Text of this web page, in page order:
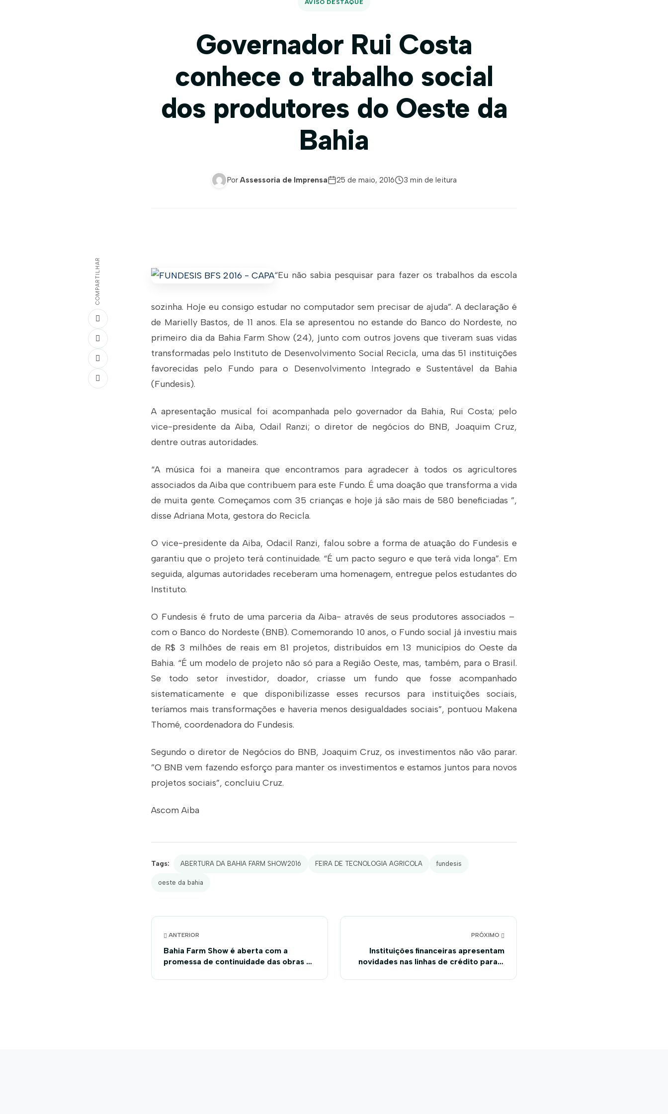
AVISO DESTAQUE
Governador Rui Costa
conhece o trabalho social
dos produtores do Oeste da
Bahia
Por Assessoria de Imprensa 25 de maio, 2016 3 min de leitura
COMPARTILHAR “Eu não sabia pesquisar para fazer os trabalhos da escola
sozinha. Hoje eu consigo estudar no computador sem precisar de ajuda”. A declaração é
de Marielly Bastos, de 11 anos. Ela se apresentou no estande do Banco do Nordeste, no
primeiro dia da Bahia Farm Show (24), junto com outros jovens que tiveram suas vidas
transformadas pelo Instituto de Desenvolvimento Social Recicla, uma das 51 instituições
favorecidas pelo Fundo para o Desenvolvimento Integrado e Sustentável da Bahia
(Fundesis).
A apresentação musical foi acompanhada pelo governador da Bahia, Rui Costa; pelo
vice-presidente da Aiba, Odail Ranzi; o diretor de negócios do BNB, Joaquim Cruz,
dentre outras autoridades.
“A música foi a maneira que encontramos para agradecer à todos os agricultores
associados da Aiba que contribuem para este Fundo. É uma doação que transforma a vida
de muita gente. Começamos com 35 crianças e hoje já são mais de 580 beneficiadas ”,
disse Adriana Mota, gestora do Recicla.
O vice-presidente da Aiba, Odacil Ranzi, falou sobre a forma de atuação do Fundesis e
garantiu que o projeto terá continuidade. “É um pacto seguro e que terá vida longa”. Em
seguida, algumas autoridades receberam uma homenagem, entregue pelos estudantes do
Instituto.
O Fundesis é fruto de uma parceria da Aiba- através de seus produtores associados –
com o Banco do Nordeste (BNB). Comemorando 10 anos, o Fundo social já investiu mais
de R$ 3 milhões de reais em 81 projetos, distribuídos em 13 municípios do Oeste da
Bahia. “É um modelo de projeto não só para a Região Oeste, mas, também, para o Brasil.
Se todo setor investidor, doador, criasse um fundo que fosse acompanhado
sistematicamente e que disponibilizasse esses recursos para instituições sociais,
teríamos mais transformações e haveria menos desigualdades sociais”, pontuou Makena
Thomé, coordenadora do Fundesis.
Segundo o diretor de Negócios do BNB, Joaquim Cruz, os investimentos não vão parar.
”O BNB vem fazendo esforço para manter os investimentos e estamos juntos para novos
projetos sociais”, concluiu Cruz.
Ascom Aiba
Tags: ABERTURA DA BAHIA FARM SHOW2016 FEIRA DE TECNOLOGIA AGRICOLA fundesis
oeste da bahia
ANTERIOR
Bahia Farm Show é aberta com a
promessa de continuidade das obras da
PRÓXIMO
Instituições financeiras apresentam
novidades nas linhas de crédito para o